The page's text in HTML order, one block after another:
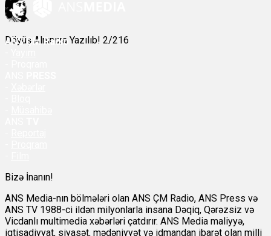
Döyüş Alnınıza Yazılıb! 2/216
ANSÇM Radio
Bizə İnanın!
ANS Media-nın bölmələri olan ANS ÇM Radio, ANS Press və
ANS TV 1988-ci ildən milyonlarla insana Dəqiq, Qərəzsiz və
Vicdanlı multimedia xəbərləri çatdırır. ANS Media maliyyə,
iqtisadiyyat, siyasət, mədəniyyət və idmandan ibarət olan milli